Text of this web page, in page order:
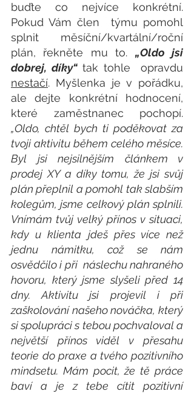
buďte co nejvíce konkrétní.
Pokud Vám člen  týmu pomohl
splnit měsíční/kvartální/roční
plán, řekněte mu to. „Oldo jsi
dobrej, díky“
nestačí. Myšlenka je v pořádku,
ale dejte konkrétní hodnocení,
„Oldo, chtěl bych ti poděkovat za
tvoji aktivitu během celého měsíce.
Byl jsi nejsilnějším článkem v
prodej XY a díky tomu, že jsi svůj
plán přeplnil a pomohl tak slabším
kolegům, jsme celkový plán splnili.
Vnímám tvůj velký přínos v situaci,
kdy u klienta jdeš přes více než
jednu námitku, což se nám
osvědčilo i při  náslechu nahraného
hovoru, který jsme slyšeli před 14
dny. Aktivitu jsi projevil i při
zaškolování našeho nováčka, který
si spolupráci s tebou pochvaloval a
největší přínos viděl v přesahu
teorie do praxe a tvého pozitivního
mindsetu. Mám pocit, že tě práce
baví a je z tebe cítit pozitivní